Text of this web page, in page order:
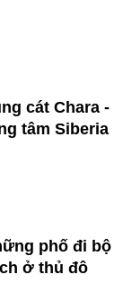
cát Chara -
tâm Siberia
phố đi bộ
ở thủ đô